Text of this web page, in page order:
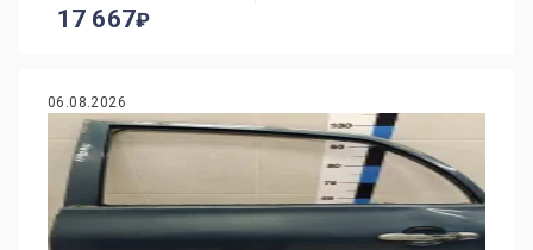
17 667
06.08.2026